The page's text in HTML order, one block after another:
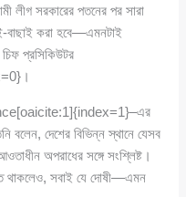
লীগ সরকারের পতনের পর সারা
বাছাই করা হবে—এমনটাই
প্রসিকিউটর
বলেন, দেশের বিভিন্ন স্থানে যেসব
অপরাধের সঙ্গে সংশ্লিষ্ট।
থাকলেও, সবাই যে দোষী—এমন